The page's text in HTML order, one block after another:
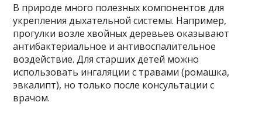
В природе много полезных компонентов для
укрепления дыхательной системы. Например,
прогулки возле хвойных деревьев оказывают
антибактериальное и антивоспалительное
воздействие. Для старших детей можно
использовать ингаляции с травами (ромашка,
эвкалипт), но только после консультации с
врачом.